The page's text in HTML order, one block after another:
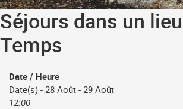
Séjours dans un
Temps
Date / Heure
Date(s) - 28 Août - 29 Août
12:00